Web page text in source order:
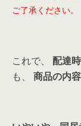
ご了承ください。
これで、 配達
も、 商品の内